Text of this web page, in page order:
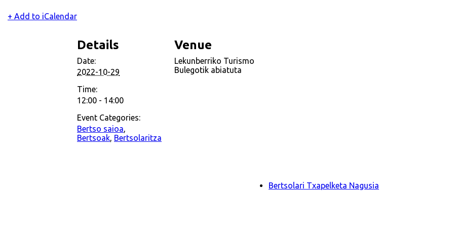
+ Add to iCalendar
Details
Date:
2022-10-29
Time:
12:00 - 14:00
Event Categories:
Bertso saioa,
Bertsoak, Bertsolaritza
Venue
Lekunberriko Turismo
Bulegotik abiatuta
Bertsolari Txapelketa Nagusia